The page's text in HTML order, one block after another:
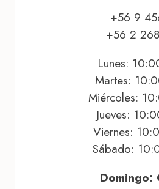
+56 9
+56 2
Lunes:
Martes:
Miércoles:
Jueves:
Viernes:
Sábado:
Domingo: